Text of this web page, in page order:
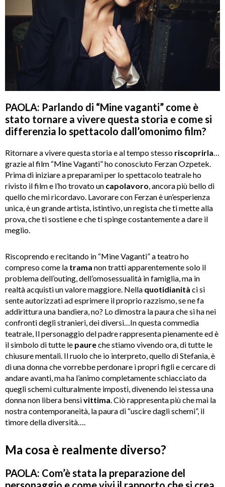
PAOLA: Parlando di “Mine vaganti” come è
stato tornare a vivere questa storia e come si
differenzia lo spettacolo dall’omonimo film?
Ritornare a vivere questa storia e al tempo stesso riscoprirla…
grazie al film “Mine Vaganti” ho conosciuto Ferzan Ozpetek.
Prima di iniziare a preparami per lo spettacolo teatrale ho
rivisto il film e l’ho trovato un capolavoro, ancora più bello di
quello che mi ricordavo. Lavorare con Ferzan è un’esperienza
unica, è un grande artista, istintivo, un regista che ti mette alla
prova, che ti sostiene e che ti spinge costantemente a dare il
meglio.
Riscoprendo e recitando in “Mine Vaganti” a teatro ho
compreso come la trama non tratti apparentemente solo il
problema dell’outing, dell’omosessualità in famiglia, ma in
realtà acquisti un valore maggiore. Nella quotidianità ci si
sente autorizzati ad esprimere il proprio razzismo, se ne fa
addirittura una bandiera, no? Lo dimostra la paura che si ha nei
confronti degli stranieri, dei diversi…In questa commedia
teatrale, Il personaggio del padre rappresenta pienamente ed è
il simbolo di tutte le paureche stiamo vivendo ora, di tutte le
chiusure mentali. Il ruolo che io interpreto, quello di Stefania, è
di una donna che vorrebbe perdonare i propri figli e cercare di
andare avanti, ma ha l’animo completamente schiacciato da
quegli schemi culturalmente imposti, divenendo lei stessa una
donna non libera bensìvittima. Ciò rappresenta più che mai la
nostra contemporaneità, la paura di “uscire dagli schemi”, il
timore della diversità….
Ma cosa è realmente diverso?
PAOLA: Com’è stata la preparazione del